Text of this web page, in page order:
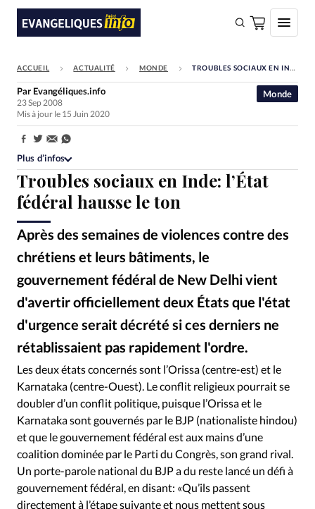
FAIRE UN DON
Faire un don
Société
Monde
Bible
Toute l'actualité
Se connecter
RUBRIQUES
Toute l'actualité Bible Culture
Economie
Eglises
Histoire Laicité
Liberté religieuse
Mission
Monde People Politique
Religions
Société
ACCUEIL ACTUALITÉ MONDE TROUBLES SOCIAUX EN INDE: L’ÉTAT FÉDÉRAL HAUSSE LE TON
Troubles sociaux en Inde: l’État
fédéral hausse le ton
Après des semaines de violences contre des
chrétiens et leurs bâtiments, le
gouvernement fédéral de New Delhi vient
d'avertir officiellement deux États que l'état
d'urgence serait décrété si ces derniers ne
rétablissaient pas rapidement l'ordre.
Monde
Par Evangéliques.info
23 Sep 2008
Mis à jour le 15 Juin 2020
Partager:
Plus d’infos
©Des chrétiens indiens tribaux manifestent
Les deux états concernés sont l’Orissa (centre-est) et le
Karnataka (centre-Ouest). Le conflit religieux pourrait se
doubler d’un conflit politique, puisque l’Orissa et le
Karnataka sont gouvernés par le BJP (nationaliste hindou)
et que le gouvernement fédéral est aux mains d’une
coalition dominée par le Parti du Congrès, son grand rival.
Un porte-parole national du BJP a du reste lancé un défi à
gouvernement fédéral, en disant: «Qu’ils passent
directement à l’étape suivante et nous mettent sous